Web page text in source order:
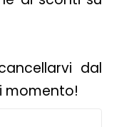
dal
momento!